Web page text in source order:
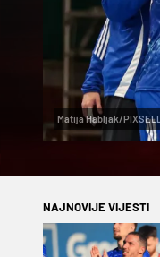
Matija Habljak/PIXSELL
NAJNOVIJE VIJESTI